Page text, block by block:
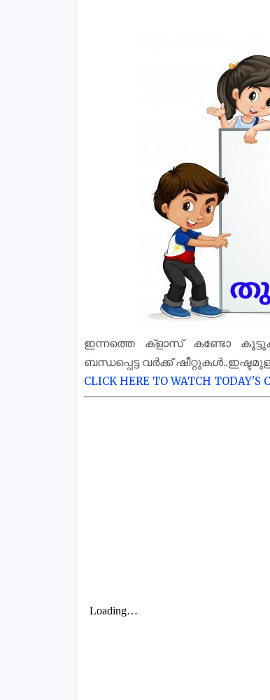
ഇന്നത്തെ ക്‌ളാസ് കണ്ടോ
ബന്ധപ്പെട്ട വർക്ക്
CLICK HERE TO WATCH TODAY'S